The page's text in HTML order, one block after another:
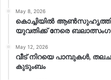
May 8, 2026
കൊച്ചിയിൽ
യുവതിക്ക് നേരെ ബലാത്സംഗ​
May 12, 2026
വീട് നിറയെ പാമ്പുകൾ,
കുടുംബം